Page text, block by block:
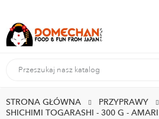
STRONA GŁÓWNA PRZYPRAWY
SHICHIMI TOGARASHI - 300 G - AMARI